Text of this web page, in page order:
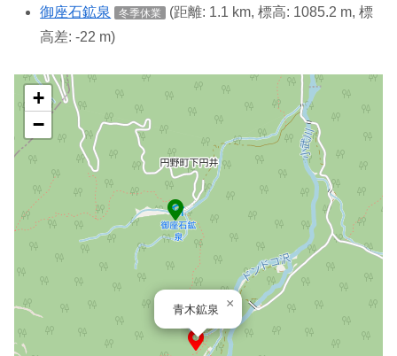
御座石鉱泉 冬季休業
(距離: 1.1 km, 標高: 1085.2 m, 標
高差: -22 m)
青木鉱泉 ×
+
−